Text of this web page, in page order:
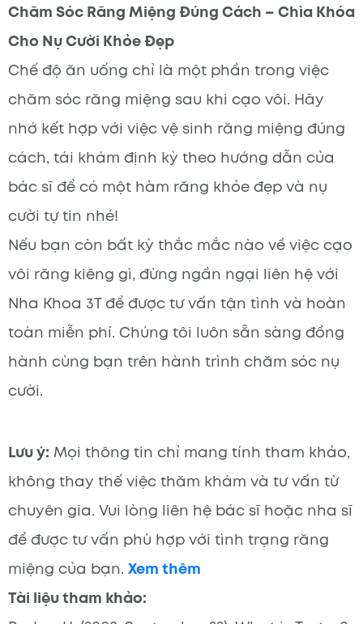
Chăm Sóc Răng Miệng Đúng Cách – Chìa Khóa
Cho Nụ Cười Khỏe Đẹp
Chế độ ăn uống chỉ là một phần trong việc
chăm sóc răng miệng sau khi cạo vôi. Hãy
nhớ kết hợp với việc vệ sinh răng miệng đúng
cách, tái khám định kỳ theo hướng dẫn của
bác sĩ để có một hàm răng khỏe đẹp và nụ
cười tự tin nhé!
Nếu bạn còn bất kỳ thắc mắc nào về việc cạo
vôi răng kiêng gì, đừng ngần ngại liên hệ với
Nha Khoa 3T để được tư vấn tận tình và hoàn
toàn miễn phí. Chúng tôi luôn sẵn sàng đồng
hành cùng bạn trên hành trình chăm sóc nụ
cười.
Lưu ý: Mọi thông tin chỉ mang tính tham khảo,
không thay thế việc thăm khám và tư vấn từ
chuyên gia. Vui lòng liên hệ bác sĩ hoặc nha sĩ
để được tư vấn phù hợp với tình trạng răng
miệng của bạn. Xem thêm
Tài liệu tham khảo: